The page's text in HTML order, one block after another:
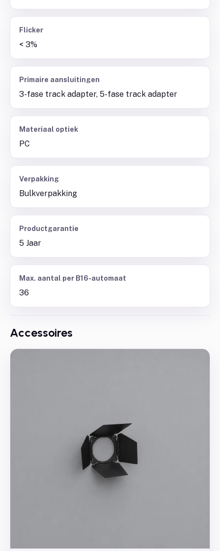
Flicker
< 3%
Primaire aansluitingen
3-fase track adapter, 5-fase track adapter
Materiaal optiek
PC
Verpakking
Bulkverpakking
Productgarantie
5 Jaar
Max. aantal per B16-automaat
36
Accessoires